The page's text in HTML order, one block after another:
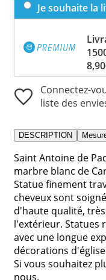
Je souhaite la
Connectez-
liste des
DESCRIPTION
Saint Antoine de
marbre blanc de
Statue finement
cheveux sont
d'haute qualité,
l'extérieur. Statues
avec une longue
décorations
Si vous souhaitez
nous.